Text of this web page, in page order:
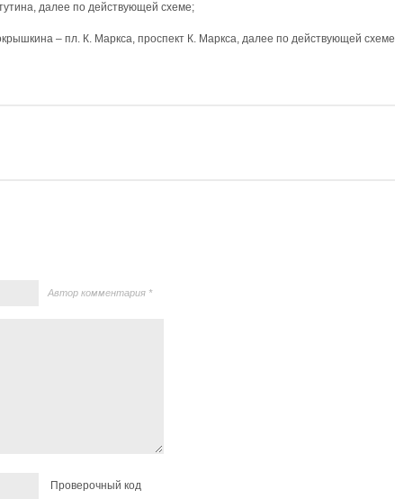
далее по действующей схеме;
– пл. К. Маркса, проспект К. Маркса, далее по действующей схеме.
Автор комментария *
Проверочный код